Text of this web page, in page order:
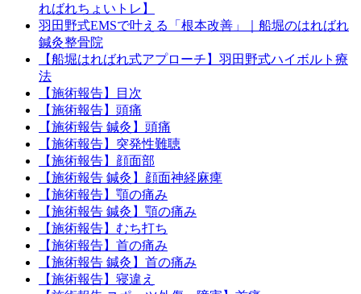
ればれちょいトレ】
羽田野式EMSで叶える「根本改善」｜船堀のはればれ
鍼灸整骨院
【船堀はればれ式アプローチ】羽田野式ハイボルト療
法
【施術報告】目次
【施術報告】頭痛
【施術報告 鍼灸】頭痛
【施術報告】突発性難聴
【施術報告】顔面部
【施術報告 鍼灸】顔面神経麻痺
【施術報告】顎の痛み
【施術報告 鍼灸】顎の痛み
【施術報告】むち打ち
【施術報告】首の痛み
【施術報告 鍼灸】首の痛み
【施術報告】寝違え